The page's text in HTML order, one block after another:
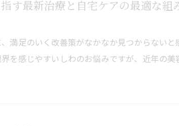
す最新治療と自宅ケアの最適な組
満足のいく改善策がなかなか見つからないと
を感じやすいしわのお悩みですが、近年の美